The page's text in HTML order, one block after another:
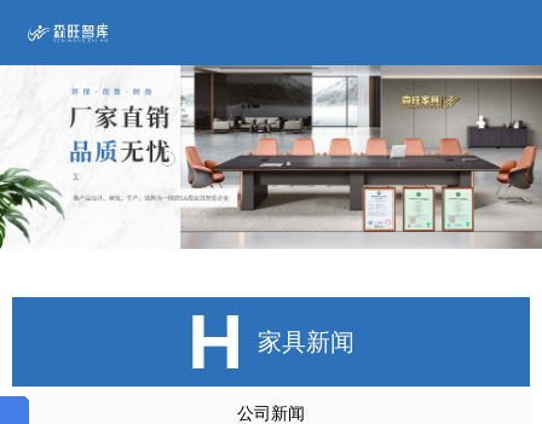
H 家具新闻
公司新闻